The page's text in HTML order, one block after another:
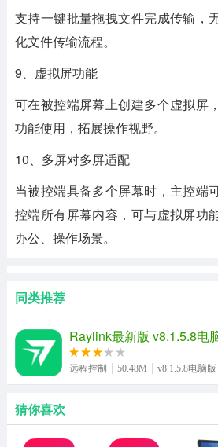
支持一键批量拖拽文件完成传输，
化文件传输流程。
9、虚拟屏功能
可在被控端屏幕上创建多个虚拟屏
功能使用，拓展操作视野。
10、多屏对多屏适配
当被控端具备多个屏幕时，主控端
控端所有屏幕内容，可与虚拟屏功
办公、操作场景。
同类推荐
Raylink最新版 v8.1.5.8电
远程控制 50.48M v8.1.5.8电脑版
猜你喜欢